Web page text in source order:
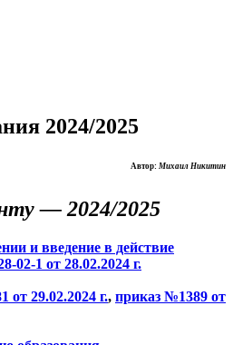
2024/2025
Автор: Михаил Никитин
— 2024/2025
и введение в действие
02-1 от 28.02.2024 г.
от 29.02.2024 г., приказ №1389 от